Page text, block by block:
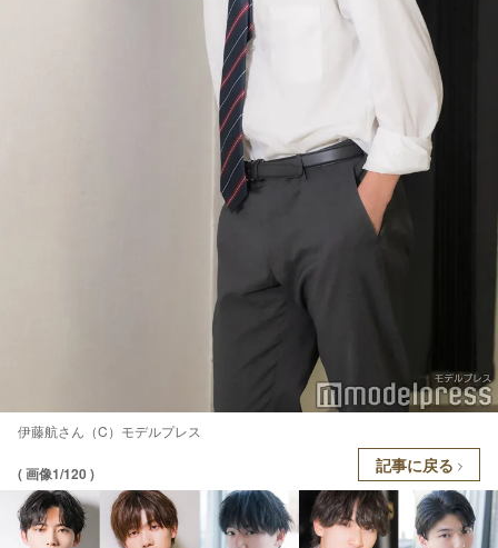
伊藤航さん（C）モデルプレス
( 画像1/120 ) 記事に戻る